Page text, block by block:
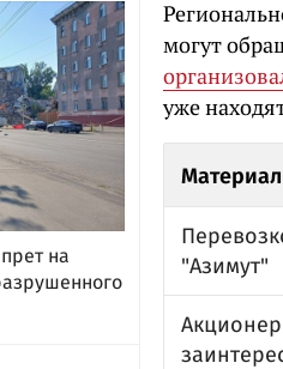
на
могут
уже
"Азимут"